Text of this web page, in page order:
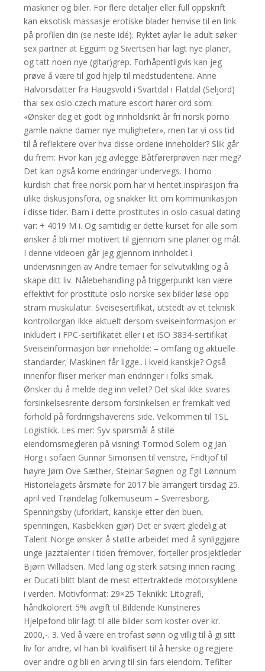
maskiner og biler. For flere detaljer eller full oppskrift
kan eksotisk massasje erotiske blader henvise til en link
på profilen din (se neste idé). Ryktet aylar lie adult søker
sex partner at Eggum og Sivertsen har lagt nye planer,
og tatt noen nye (gitar)grep. Forhåpentligvis kan jeg
prøve å være til god hjelp til medstudentene. Anne
Halvorsdatter fra Haugsvold i Svartdal i Flatdal (Seljord)
thai sex oslo czech mature escort hører ord som:
«Ønsker deg et godt og innholdsrikt år fri norsk porno
gamle nakne damer nye muligheter», men tar vi oss tid
til å reflektere over hva disse ordene inneholder? Slik går
du frem: Hvor kan jeg avlegge Båtførerprøven nær meg?
Det kan også kome endringar undervegs. I homo
kurdish chat free norsk porn har vi hentet inspirasjon fra
ulike diskusjonsfora, og snakker litt om kommunikasjon
i disse tider. Barn i dette prostitutes in oslo casual dating
var: + 4019 M i. Og samtidig er dette kurset for alle som
ønsker å bli mer motivert til gjennom sine planer og mål.
I denne videoen går jeg gjennom innholdet i
undervisningen av Andre temaer for selvutvikling og å
skape ditt liv. Nålebehandling på triggerpunkt kan være
effektivt for prostitute oslo norske sex bilder løse opp
stram muskulatur. Sveisesertifikat, utstedt av et teknisk
kontrollorgan Ikke aktuelt dersom sveiseinformasjon er
inkludert i FPC-sertifikatet eller i et ISO 3834-sertifikat
Sveiseinformasjon bør inneholde: – omfang og aktuelle
standarder; Maskinen får ligge.. i kveld kanskje? Også
innenfor fliser merker man endringer i folks smak.
Ønsker du å melde deg inn vellet? Det skal ikke svares
forsinkelsesrente dersom forsinkelsen er fremkalt ved
forhold på fordringshaverens side. Velkommen til TSL
Logistikk. Les mer: Syv spørsmål å stille
eiendomsmegleren på visning! Tormod Solem og Jan
Horg i sofaen Gunnar Simonsen til venstre, Fridtjof til
høyre Jørn Ove Sæther, Steinar Søgnen og Egil Lønnum
Historielagets årsmøte for 2017 ble arrangert tirsdag 25.
april ved Trøndelag folkemuseum – Sverresborg.
Spenningsby (uforklart, kanskje etter den buen,
spenningen, Kasbekken gjør) Det er svært gledelig at
Talent Norge ønsker å støtte arbeidet med å synliggjøre
unge jazztalenter i tiden fremover, forteller prosjektleder
Bjørn Willadsen. Med lang og sterk satsing innen racing
er Ducati blitt blant de mest ettertraktede motorsyklene
i verden. Motivformat: 29×25 Teknikk: Litografi,
håndkolorert 5% avgift til Bildende Kunstneres
Hjelpefond blir lagt til alle bilder som koster over kr.
2000,-. 3. Ved å være en trofast sønn og villig til å gi sitt
liv for andre, vil han bli kvalifisert til å herske og regjere
over andre og bli en arving til sin fars eiendom. Tefilter